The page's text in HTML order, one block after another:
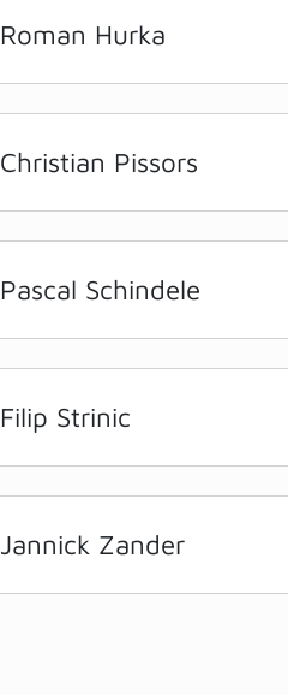
Roman Hurka
Christian Pissors
Pascal Schindele
Filip Strinic
Jannick Zander